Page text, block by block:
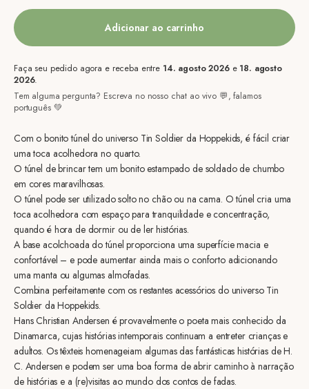
Adicionar ao carrinho
Faça seu pedido agora e receba entre 14. agosto 2026e 18. agosto
2026.
Tem alguma pergunta? Escreva no nosso chat ao vivo 💬, falamos
português 💚
Com o bonito túnel do universo Tin Soldier da Hoppekids, é fácil criar
uma toca acolhedora no quarto.
O túnel de brincar tem um bonito estampado de soldado de chumbo
em cores maravilhosas.
O túnel pode ser utilizado solto no chão ou na cama. O túnel cria uma
toca acolhedora com espaço para tranquilidade e concentração,
quando é hora de dormir ou de ler histórias.
A base acolchoada do túnel proporciona uma superfície macia e
confortável – e pode aumentar ainda mais o conforto adicionando
uma manta ou algumas almofadas.
Combina perfeitamente com os restantes acessórios do universo Tin
Soldier da Hoppekids.
Hans Christian Andersen é provavelmente o poeta mais conhecido da
Dinamarca, cujas histórias intemporais continuam a entreter crianças e
adultos. Os têxteis homenageiam algumas das fantásticas histórias de H.
C. Andersen e podem ser uma boa forma de abrir caminho à narração
de histórias e a (re)visitas ao mundo dos contos de fadas.